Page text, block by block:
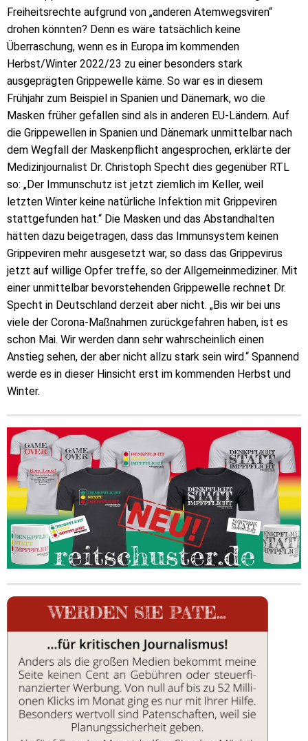
Freiheitsrechte aufgrund von „anderen Atemwegsviren“
drohen könnten? Denn es wäre tatsächlich keine
Überraschung, wenn es in Europa im kommenden
Herbst/Winter 2022/23 zu einer besonders stark
ausgeprägten Grippewelle käme. So war es in diesem
Frühjahr zum Beispiel in Spanien und Dänemark, wo die
Masken früher gefallen sind als in anderen EU-Ländern. Auf
die Grippewellen in Spanien und Dänemark unmittelbar nach
dem Wegfall der Maskenpflicht angesprochen, erklärte der
Medizinjournalist Dr. Christoph Specht dies gegenüber RTL
so: „Der Immunschutz ist jetzt ziemlich im Keller, weil
letzten Winter keine natürliche Infektion mit Grippeviren
stattgefunden hat.“ Die Masken und das Abstandhalten
hätten dazu beigetragen, dass das Immunsystem keinen
Grippeviren mehr ausgesetzt war, so dass das Grippevirus
jetzt auf willige Opfer treffe, so der Allgemeinmediziner. Mit
einer unmittelbar bevorstehenden Grippewelle rechnet Dr.
Specht in Deutschland derzeit aber nicht. „Bis wir bei uns
viele der Corona-Maßnahmen zurückgefahren haben, ist es
schon Mai. Wir werden dann sehr wahrscheinlich einen
Anstieg sehen, der aber nicht allzu stark sein wird.“ Spannend
werde es in dieser Hinsicht erst im kommenden Herbst und
Winter.